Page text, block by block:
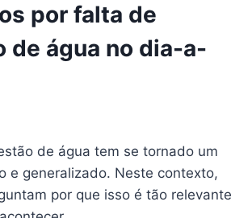
por falta de
de água no dia-a-
de água tem se tornado um
e generalizado. Neste contexto,
por que isso é tão relevante